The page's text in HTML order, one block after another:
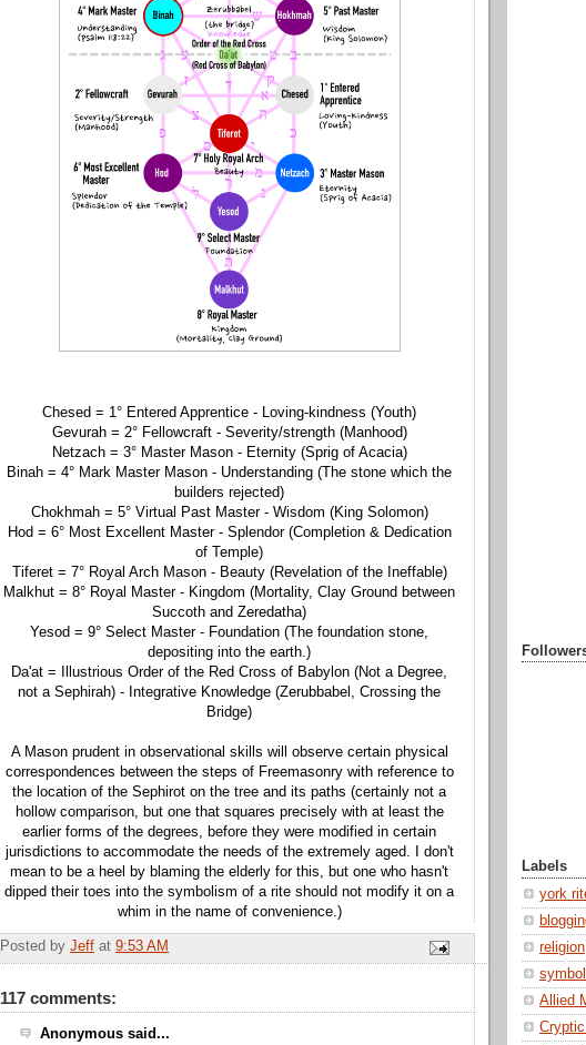
Chesed = 1° Entered Apprentice - Loving-kindness (Youth)
Gevurah = 2° Fellowcraft - Severity/strength (Manhood)
Netzach = 3° Master Mason - Eternity (Sprig of Acacia)
Binah = 4° Mark Master Mason - Understanding (The stone which the
builders rejected)
Chokhmah = 5° Virtual Past Master - Wisdom (King Solomon)
Hod = 6° Most Excellent Master - Splendor (Completion & Dedication
of Temple)
Tiferet = 7° Royal Arch Mason - Beauty (Revelation of the Ineffable)
Malkhut = 8° Royal Master - Kingdom (Mortality, Clay Ground between
Succoth and Zeredatha)
Yesod = 9° Select Master - Foundation (The foundation stone,
depositing into the earth.)
Da'at = Illustrious Order of the Red Cross of Babylon (Not a Degree,
not a Sephirah) - Integrative Knowledge (Zerubbabel, Crossing the
Bridge)
A Mason prudent in observational skills will observe certain physical
correspondences between the steps of Freemasonry with reference to
the location of the Sephirot on the tree and its paths (certainly not a
hollow comparison, but one that squares precisely with at least the
earlier forms of the degrees, before they were modified in certain
jurisdictions to accommodate the needs of the extremely aged. I don't
mean to be a heel by blaming the elderly for this, but one who hasn't
dipped their toes into the symbolism of a rite should not modify it on a
whim in the name of convenience.)
Posted by Jeff at 9:53 AM
117 comments:
Anonymous said...
Labels
york
religion
Allied